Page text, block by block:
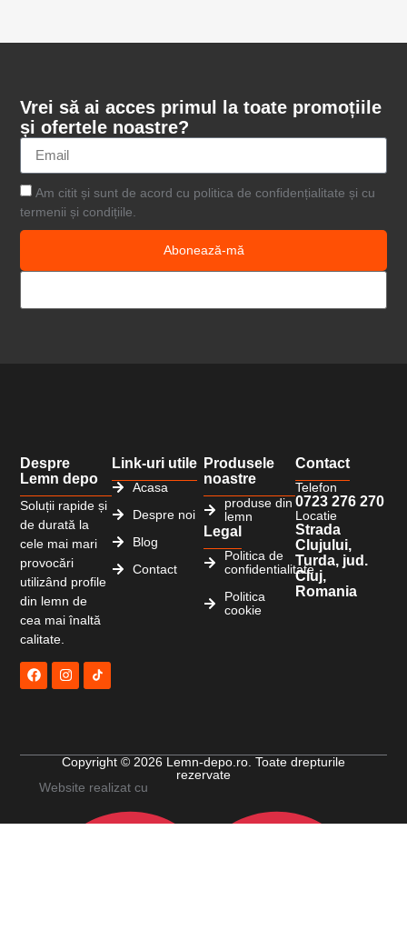
Vrei să ai acces primul la toate promoțiile
și ofertele noastre?
Am citit și sunt de acord cu politica de confidențialitate și cu
termenii și condițiile.
Abonează-mă
Despre
Lemn depo
Soluții rapide și
de durată la
cele mai mari
provocări
utilizând profile
din lemn de
cea mai înaltă
calitate.
Link-uri utile
Acasa
Despre noi
Blog
Contact
Produsele
noastre
produse din
lemn
Legal
Politica de
confidentialitate
Politica
cookie
Contact
Telefon
0723 276 270
Locatie
Strada
Clujului,
Turda, jud.
Cluj,
Romania
Copyright © 2026 Lemn-depo.ro. Toate drepturile
rezervate
Website realizat cu